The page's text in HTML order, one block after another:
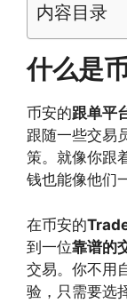
内容目录
什么是
币安的跟单平
跟随一些交易
策。就像你跟
钱也能像他们
在币安的
到一位靠谱的
交易。你不用
验，只需要选